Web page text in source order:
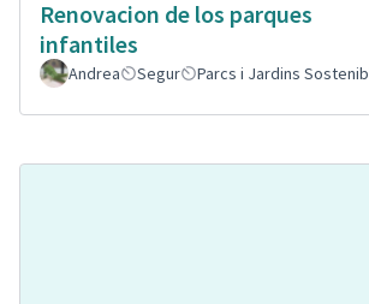
Renovacion de los parques
infantiles
Andrea Segur Parcs i Jardins